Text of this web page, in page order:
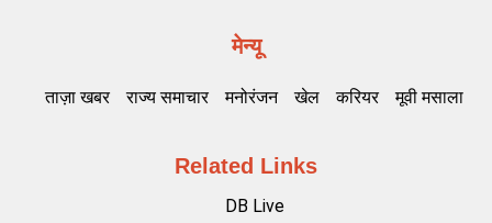
मेन्यू
ताज़ा खबर राज्य समाचार मनोरंजन खेल करियर मूवी मसाला
Related Links
DB Live